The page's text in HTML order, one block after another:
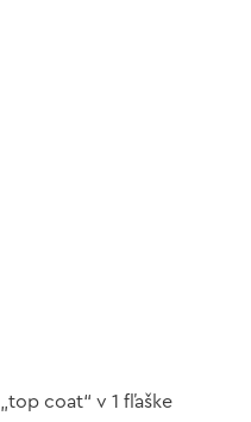
coat“ v 1 fľaške